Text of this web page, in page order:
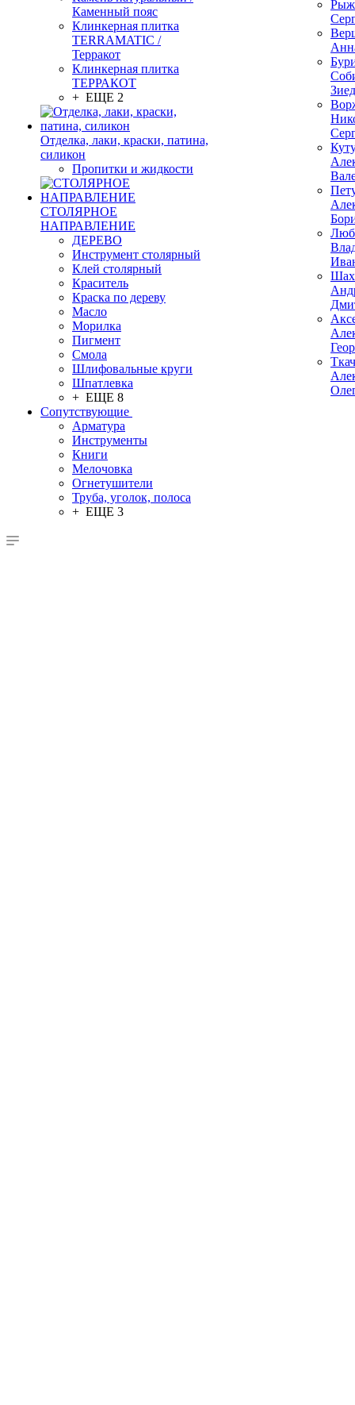
Каменный пояс
Клинкерная плитка
TERRAMATIC /
Терракот
Клинкерная плитка
ТЕРРАКОТ
+ ЕЩЕ 2
Отделка, лаки, краски, патина,
силикон
Пропитки и жидкости
СТОЛЯРНОЕ
НАПРАВЛЕНИЕ
ДЕРЕВО
Инструмент столярный
Клей столярный
Краситель
Краска по дереву
Масло
Морилка
Пигмент
Смола
Шлифовальные круги
Шпатлевка
+ ЕЩЕ 8
Сопутствующие
Арматура
Инструменты
Книги
Мелочовка
Огнетушители
Труба, уголок, полоса
+ ЕЩЕ 3